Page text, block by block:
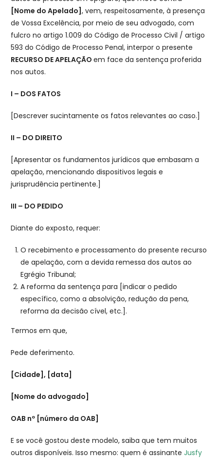
[Nome do Apelado], vem, respeitosamente, à presença
de Vossa Excelência, por meio de seu advogado, com
fulcro no artigo 1.009 do Código de Processo Civil / artigo
593 do Código de Processo Penal, interpor o presente
RECURSO DE APELAÇÃOem face da sentença proferida
nos autos.
I – DOS FATOS
[Descrever sucintamente os fatos relevantes ao caso.]
II – DO DIREITO
[Apresentar os fundamentos jurídicos que embasam a
apelação, mencionando dispositivos legais e
jurisprudência pertinente.]
III – DO PEDIDO
Diante do exposto, requer:
O recebimento e processamento do presente recurso
de apelação, com a devida remessa dos autos ao
Egrégio Tribunal;
A reforma da sentença para [indicar o pedido
específico, como a absolvição, redução da pena,
reforma da decisão cível, etc.].
Termos em que,
Pede deferimento.
[Cidade], [data]
[Nome do advogado]
OAB nº [número da OAB]
E se você gostou deste modelo, saiba que tem muitos
outros disponíveis. Isso mesmo: quem é assinanteJusfy